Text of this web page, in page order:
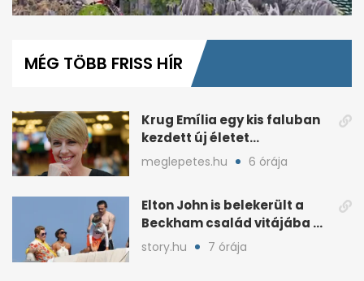
minute,
MÉG TÖBB FRISS HÍR
Krug Emília egy kis faluban
kezdett új életet
szakemberrel
meglepetes.hu 6 órája
Elton John is belekerült a
Beckham család vitájába a
francia Riviérán
story.hu 7 órája